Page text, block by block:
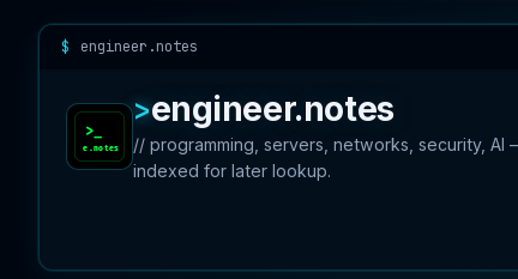
engineer.notes
engineer.notes
// programming, servers, networks, security,
indexed for later lookup.